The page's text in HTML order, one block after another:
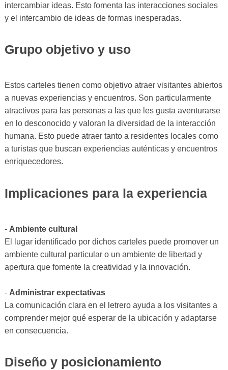
intercambiar ideas. Esto fomenta las interacciones sociales
y el intercambio de ideas de formas inesperadas.
Grupo objetivo y uso
Estos carteles tienen como objetivo atraer visitantes abiertos
a nuevas experiencias y encuentros. Son particularmente
atractivos para las personas a las que les gusta aventurarse
en lo desconocido y valoran la diversidad de la interacción
humana. Esto puede atraer tanto a residentes locales como
a turistas que buscan experiencias auténticas y encuentros
enriquecedores.
Implicaciones para la experiencia
- Ambiente cultural
El lugar identificado por dichos carteles puede promover un
ambiente cultural particular o un ambiente de libertad y
apertura que fomente la creatividad y la innovación.
- Administrar expectativas
La comunicación clara en el letrero ayuda a los visitantes a
comprender mejor qué esperar de la ubicación y adaptarse
en consecuencia.
Diseño y posicionamiento